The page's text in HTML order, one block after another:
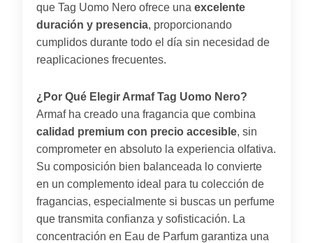
que Tag Uomo Nero ofrece una excelente
duración y presencia, proporcionando
cumplidos durante todo el día sin necesidad de
reaplicaciones frecuentes.
¿Por Qué Elegir Armaf Tag Uomo Nero?
Armaf ha creado una fragancia que combina
calidad premium con precio accesible, sin
comprometer en absoluto la experiencia olfativa.
Su composición bien balanceada lo convierte
en un complemento ideal para tu colección de
fragancias, especialmente si buscas un perfume
que transmita confianza y sofisticación. La
concentración en Eau de Parfum garantiza una